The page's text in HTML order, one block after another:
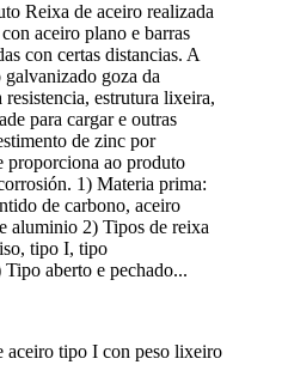
Reixa de aceiro realizada
aceiro plano e barras
con certas distancias. A
goza da
resistencia, estrutura lixeira,
para cargar e outras
de zinc por
proporciona ao produto
1) Materia prima:
de carbono, aceiro
aluminio 2) Tipos de reixa
tipo I, tipo
aberto e pechado...